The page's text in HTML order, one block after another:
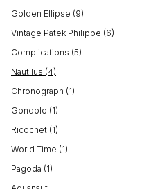
Golden Ellipse (9)
Vintage Patek Philippe (6)
Complications (5)
Nautilus (4)
Chronograph (1)
Gondolo (1)
Ricochet (1)
World Time (1)
Pagoda (1)